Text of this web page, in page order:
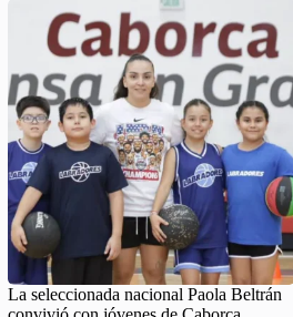
La seleccionada nacional Paola Beltrán